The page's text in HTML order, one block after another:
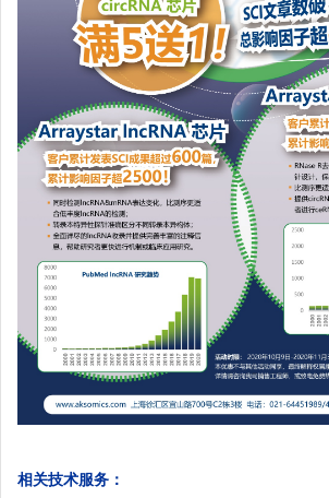
相关技术服务：